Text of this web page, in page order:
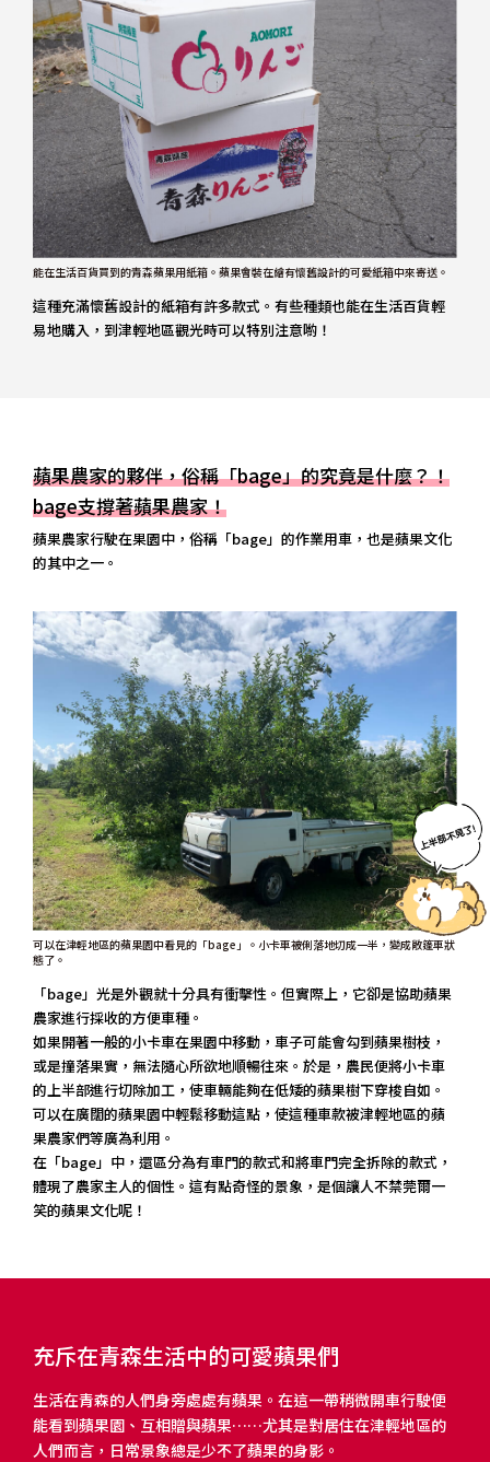
能在生活百貨買到的青森蘋果用紙箱。蘋果會裝在繪有懷舊設計的可愛紙箱中來寄送。
這種充滿懷舊設計的紙箱有許多款式。有些種類也能在生活百貨輕
易地購入，到津輕地區觀光時可以特別注意喲！
蘋果農家的夥伴，俗稱「bage」的究竟是什麼？！
bage支撐著蘋果農家！
蘋果農家行駛在果園中，俗稱「bage」的作業用車，也是蘋果文化
的其中之一。
可以在津輕地區的蘋果園中看見的「bage」。小卡車被俐落地切成一半，變成敞篷車狀
態了。
「bage」光是外觀就十分具有衝擊性。但實際上，它卻是協助蘋果
農家進行採收的方便車種。
如果開著一般的小卡車在果園中移動，車子可能會勾到蘋果樹枝，
或是撞落果實，無法隨心所欲地順暢往來。於是，農民便將小卡車
的上半部進行切除加工，使車輛能夠在低矮的蘋果樹下穿梭自如。
可以在廣闊的蘋果園中輕鬆移動這點，使這種車款被津輕地區的蘋
果農家們等廣為利用。
在「bage」中，還區分為有車門的款式和將車門完全拆除的款式，
體現了農家主人的個性。這有點奇怪的景象，是個讓人不禁莞爾一
笑的蘋果文化呢！
充斥在青森生活中的可愛蘋果們
生活在青森的人們身旁處處有蘋果。在這一帶稍微開車行駛便
能看到蘋果園、互相贈與蘋果……尤其是對居住在津輕地區的
人們而言，日常景象總是少不了蘋果的身影。